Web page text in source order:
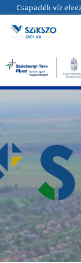
Csapadék víz